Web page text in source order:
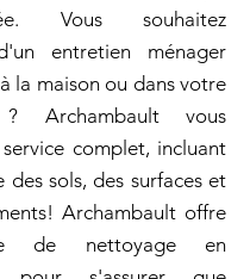
Vous souhaitez
entretien ménager
la maison ou dans votre
? Archambault vous
complet, incluant
des sols, des surfaces et
Archambault offre
de nettoyage en